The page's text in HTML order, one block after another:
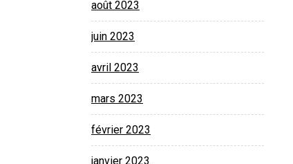
août 2023
juin 2023
avril 2023
mars 2023
février 2023
janvier 2023